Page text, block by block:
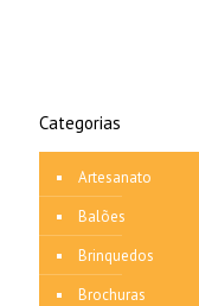
Categorias
Artesanato
Balões
Brinquedos
Brochuras